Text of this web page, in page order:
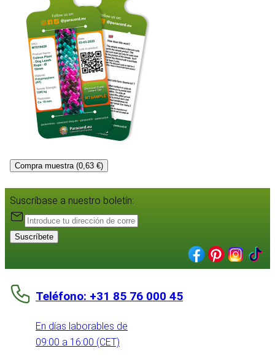
Compra muestra (0,63 €)
Suscríbase a nuestro boletín:
Suscríbete
Teléfono: +31 85 76 000 45
En días laborables de
09:00 a 16:00 (CET)